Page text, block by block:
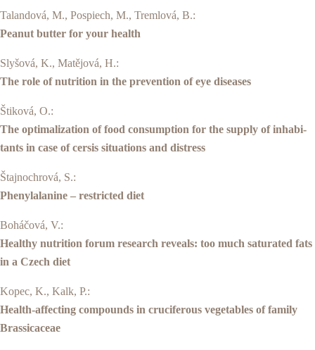
Talandová, M., Pospiech, M., Tremlová, B.:
Peanut butter for your health
Slyšová, K., Matějová, H.:
The role of nutrition in the prevention of eye diseases
Štiková, O.:
The optimalization of food consumption for the supply of inhabi­
tants in case of cersis situations and distress
Štajnochrová, S.:
Phenylalanine – restricted diet
Boháčová, V.:
Healthy nutrition forum research reveals: too much saturated fats
in a Czech diet
Kopec, K., Kalk, P.:
Health-affecting compounds in cruciferous vegetables of family
Brassicaceae